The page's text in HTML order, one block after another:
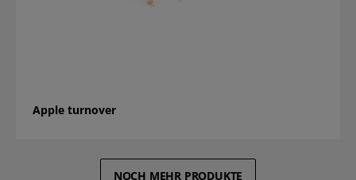
Apple turnover
NOCH MEHR PRODUKTE